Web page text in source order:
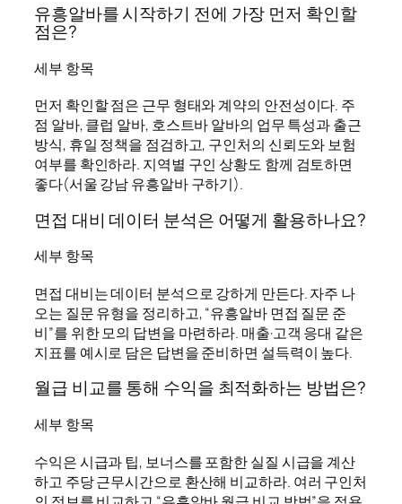
유흥알바를 시작하기 전에 가장 먼저 확인할
점은?
세부 항목
먼저 확인할 점은 근무 형태와 계약의 안전성이다. 주
점 알바, 클럽 알바, 호스트바 알바의 업무 특성과 출근
방식, 휴일 정책을 점검하고, 구인처의 신뢰도와 보험
여부를 확인하라. 지역별 구인 상황도 함께 검토하면
좋다(서울 강남 유흥알바 구하기).
면접 대비 데이터 분석은 어떻게 활용하나요?
세부 항목
면접 대비는 데이터 분석으로 강하게 만든다. 자주 나
오는 질문 유형을 정리하고, “유흥알바 면접 질문 준
비”를 위한 모의 답변을 마련하라. 매출·고객 응대 같은
지표를 예시로 담은 답변을 준비하면 설득력이 높다.
월급 비교를 통해 수익을 최적화하는 방법은?
세부 항목
수익은 시급과 팁, 보너스를 포함한 실질 시급을 계산
하고 주당 근무시간으로 환산해 비교하라. 여러 구인처